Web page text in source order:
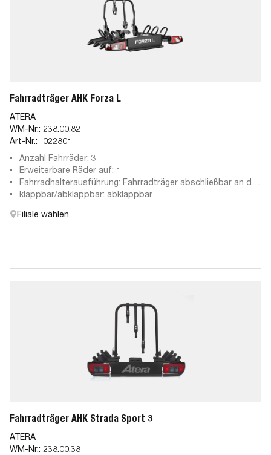
Fahrradträger AHK Forza L
ATERA
WM-Nr.: 238.00.82
Art-Nr.:
022801
Anzahl Fahrräder: 3
Erweiterbare Räder auf: 1
Fahrradhalterausführung: Fahrradträger abschließbar an der
Anhängekupplung, abschließbare Haltearme, abnehmbare
klappbar/abklappbar: abklappbar
Filiale wählen
Fahrradträger AHK Strada Sport 3
ATERA
WM-Nr.: 238.00.38